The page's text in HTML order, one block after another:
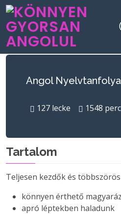
Angol
127 lecke 1548 perc
Tartalom
Teljesen kezdők és
könnyen érthető
apró léptekben haladunk